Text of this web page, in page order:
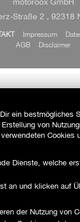
Straße 2 , 92318
Impressum
AGB
Disclaimer
ein bestmögliches
von
Dienste, welche
an und klicken auf
der Nutzung von